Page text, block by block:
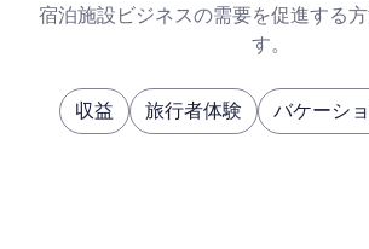
宿泊施設ビジネスの需要を促進する
す。
収益 旅行者体験 バケーシ